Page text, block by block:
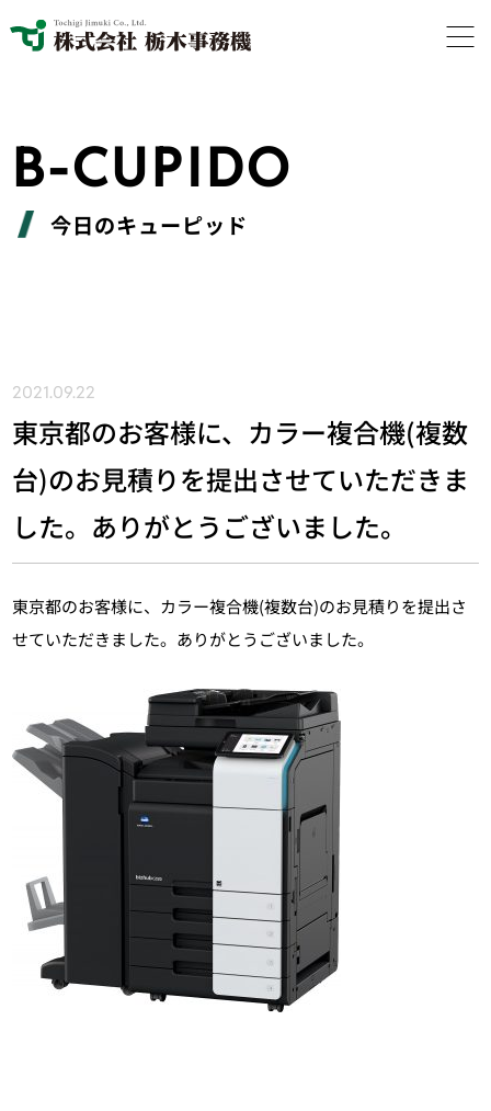
B-CUPIDO
今日のキューピッド
2021.09.22
東京都のお客様に、カラー複合機(複数
台)のお見積りを提出させていただきま
した。ありがとうございました。
東京都のお客様に、カラー複合機(複数台)のお見積りを提出さ
せていただきました。ありがとうございました。